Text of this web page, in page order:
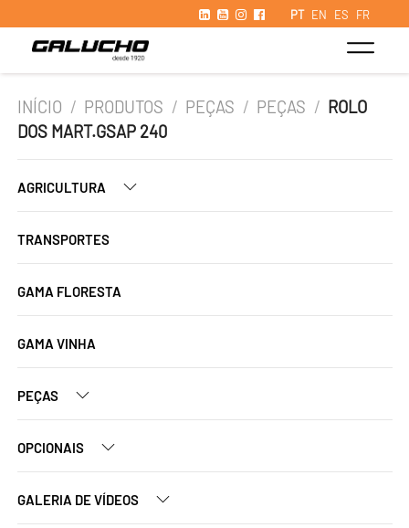
PT EN ES FR
INÍCIO / PRODUTOS / PEÇAS / PEÇAS / ROLO
DOS MART.GSAP 240
AGRICULTURA
TRANSPORTES
GAMA FLORESTA
GAMA VINHA
PEÇAS
OPCIONAIS
GALERIA DE VÍDEOS